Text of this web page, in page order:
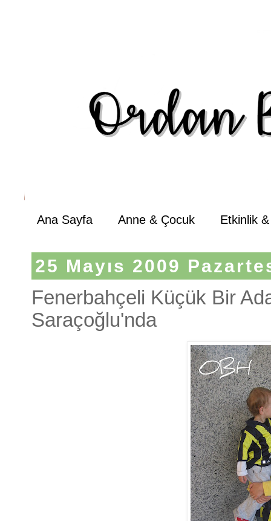
Ana Sayfa Anne & Çocuk Etkinlik
25 Mayıs 2009
Fenerbahçeli Küçük Bir
Saraçoğlu'nda